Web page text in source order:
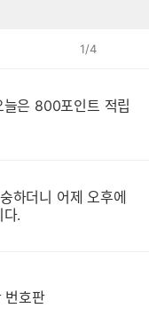
1/4
은 800포인트 적립
하더니 어제 오후에
.
번호판